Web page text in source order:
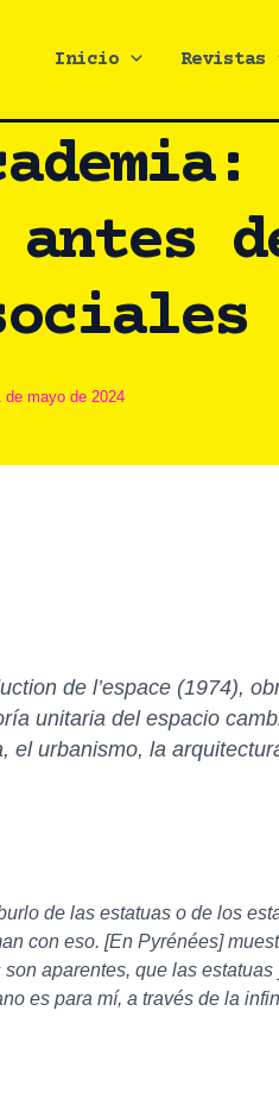
Inicio Revistas
de mayo de 2024
de l’espace (1974),
unitaria del espacio
urbanismo, la
de las estatuas o de los
con eso. [En Pyrénées]
aparentes, que las
es para mí, a través de la